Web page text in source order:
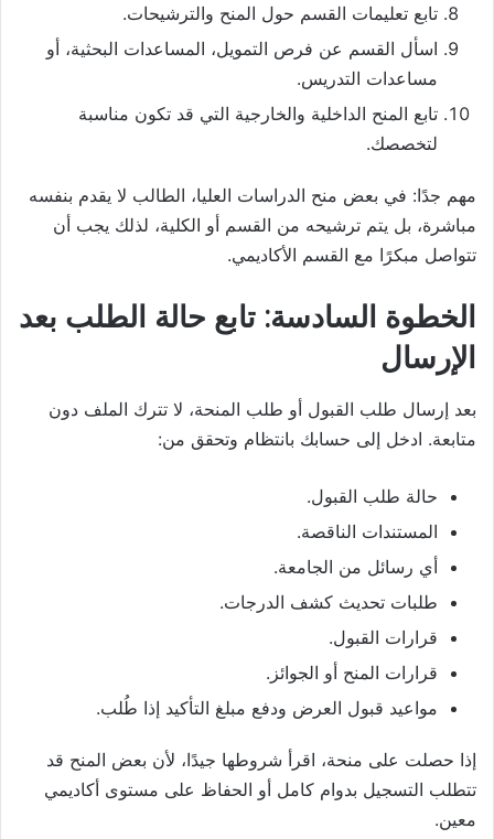
تابع تعليمات القسم حول المنح والترشيحات.
اسأل القسم عن فرص التمويل، المساعدات البحثية، أو
مساعدات التدريس.
تابع المنح الداخلية والخارجية التي قد تكون مناسبة
لتخصصك.
مهم جدًا: في بعض منح الدراسات العليا، الطالب لا يقدم بنفسه
مباشرة، بل يتم ترشيحه من القسم أو الكلية، لذلك يجب أن
تتواصل مبكرًا مع القسم الأكاديمي.
الخطوة السادسة: تابع حالة الطلب بعد
الإرسال
بعد إرسال طلب القبول أو طلب المنحة، لا تترك الملف دون
متابعة. ادخل إلى حسابك بانتظام وتحقق من:
حالة طلب القبول.
المستندات الناقصة.
أي رسائل من الجامعة.
طلبات تحديث كشف الدرجات.
قرارات القبول.
قرارات المنح أو الجوائز.
مواعيد قبول العرض ودفع مبلغ التأكيد إذا طُلب.
إذا حصلت على منحة، اقرأ شروطها جيدًا، لأن بعض المنح قد
تتطلب التسجيل بدوام كامل أو الحفاظ على مستوى أكاديمي
معين.